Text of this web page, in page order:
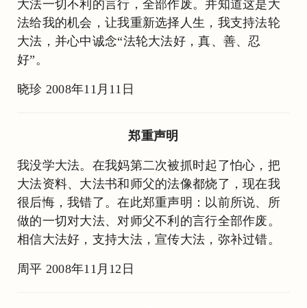
大法一切不利的言行，全部作废。并知道这是大
法给我的机会，让我重新选择人生，我支持法轮
大法，并心中诚念“法轮大法好，真、善、忍
好”。
晓珍 2008年11月11日
郑重声明
我没学大法。在我妈第二次被抓时起了怕心，把
大法资料、大法书和师父的法像都烧了，现在我
很后悔，我错了。在此郑重声明：以前所说、所
做的一切对大法、对师父不利的言行全部作废。
相信大法好，支持大法，宣传大法，弥补过错。
周平 2008年11月12日